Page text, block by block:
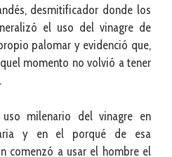
desmitificador donde los
el uso del vinagre de
palomar y evidenció que,
momento no volvió a tener
milenario del vinagre en
y en el porqué de esa
comenzó a usar el hombre el